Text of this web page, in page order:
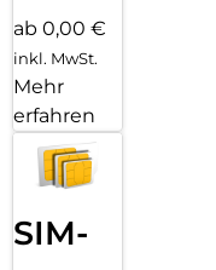
ab 0,00 €
inkl. MwSt.
Mehr
erfahren
SIM-